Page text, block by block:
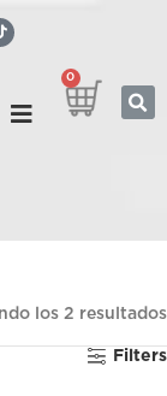
0
los 2 resultados
Filters